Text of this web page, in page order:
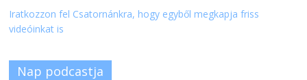
Iratkozzon fel Csatornánkra, hogy egyből megkapja friss
videóinkat is
Nap podcastja